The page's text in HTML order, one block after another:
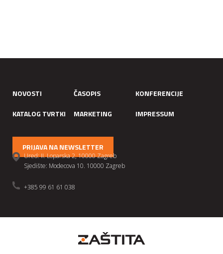
NOVOSTI ČASOPIS
KONFERENCIJE
KATALOG TVRTKI
MARKETING IMPRESSUM
PRIJAVA NA NEWSLETTER
Ured: II. Loparska 2, 10000 Zagreb
Sjedište: Modecova 10. 10000 Zagreb
+385 99 61 61 038